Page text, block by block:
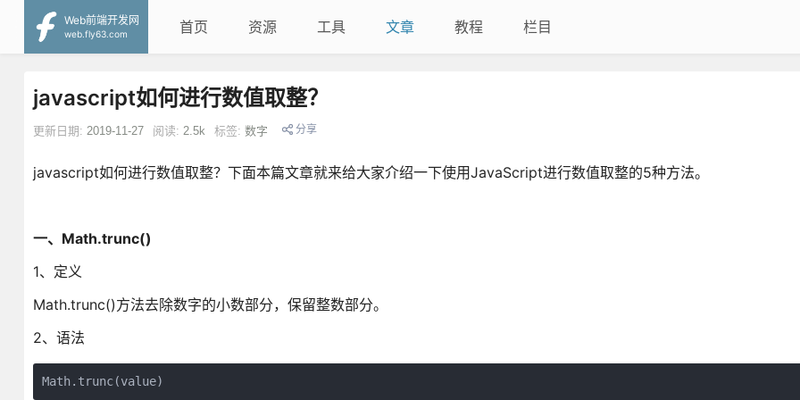
Web前端开发网
web.fly63.com
首页 资源 工具 文章 教程 栏目
javascript如何进行数值取整？
更新日期: 2019-11-27 阅读: 2.5k 标签: 数字 分享
javascript如何进行数值取整？下面本篇文章就来给大家介绍一下使用JavaScript进行数值取整的5种方法。
一、Math.trunc()
1、定义
Math.trunc()方法去除数字的小数部分，保留整数部分。
2、语法
Math.trunc(value)